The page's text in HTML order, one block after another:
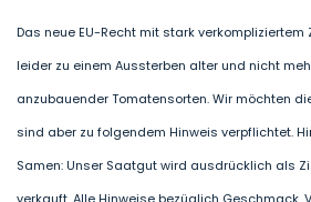
Das neue EU-Recht mit stark
leider zu einem Aussterben alter und nicht
anzubauender Tomatensorten. Wir möchten
sind aber zu folgendem Hinweis verpflichtet.
Samen: Unser Saatgut wird ausdrücklich als